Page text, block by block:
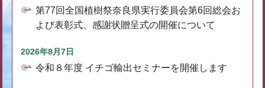
第77回全国植樹祭奈良県実行委員会第6回総会お
よび表彰式、感謝状贈呈式の開催について
2026年8月7日
令和８年度 イチゴ輸出セミナーを開催します